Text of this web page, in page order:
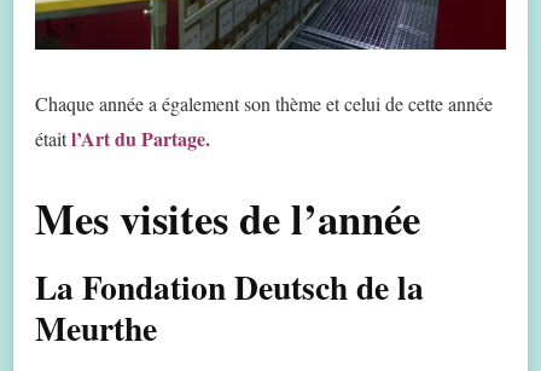
Chaque année a également son thème et celui de cette année
étaitl’Art du Partage.
Mes visites de l’année
La Fondation Deutsch de la
Meurthe